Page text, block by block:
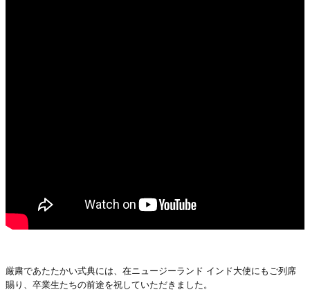
厳粛であたたかい式典には、在ニュージーランド インド大使にもご列席
賜り、卒業生たちの前途を祝していただきました。